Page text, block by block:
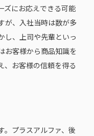
ズにお応えできる可能
が、入社当時は数が多
し、上司や先輩といっ
お客様から商品知識を
、お客様の信頼を得る
。プラスアルファ、後